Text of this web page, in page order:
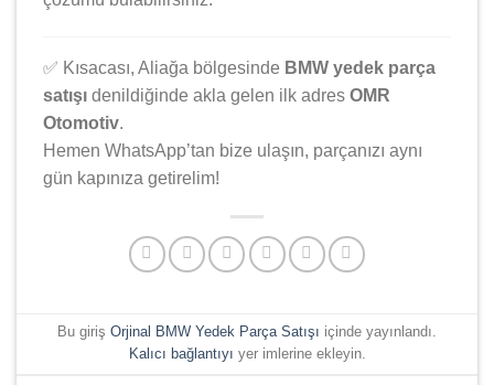
✅ Kısacası, Aliağa bölgesinde BMW yedek parça
satışı denildiğinde akla gelen ilk adres OMR
Otomotiv.
Hemen WhatsApp’tan bize ulaşın, parçanızı aynı
gün kapınıza getirelim!
Bu giriş Orjinal BMW Yedek Parça Satışı içinde yayınlandı.
Kalıcı bağlantıyı yer imlerine ekleyin.